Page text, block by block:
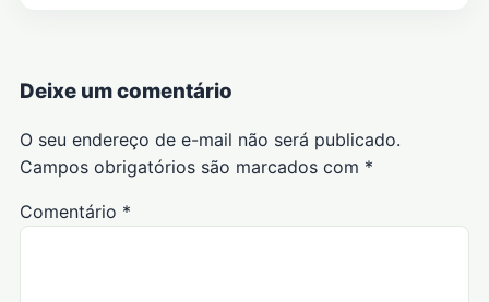
Deixe um comentário
O seu endereço de e-mail não será publicado.
Campos obrigatórios são marcados com *
Comentário *